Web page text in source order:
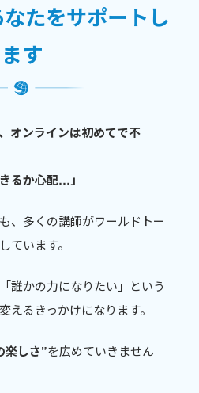
なたをサポートし
ます
オンラインは初めてで不
るか心配…」
、多くの講師がワールドトー
ています。
誰かの力になりたい」という
えるきっかけになります。
楽しさ”を広めていきません